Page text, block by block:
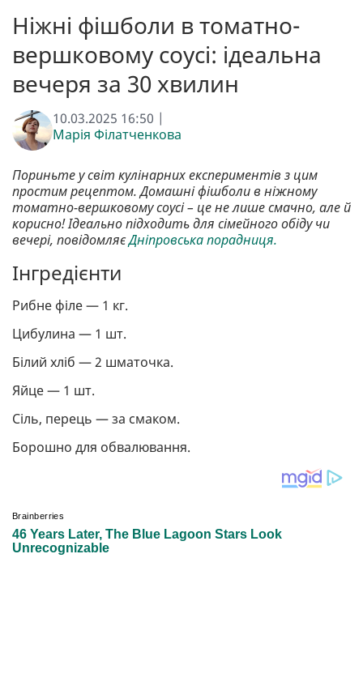
Ніжні фішболи в томатно-
вершковому соусі: ідеальна
вечеря за 30 хвилин
10.03.2025 16:50 |
Марія Філатченкова
Пориньте у світ кулінарних експериментів з цим
простим рецептом. Домашні фішболи в ніжному
томатно-вершковому соусі – це не лише смачно, але й
корисно! Ідеально підходить для сімейного обіду чи
вечері, повідомляєДніпровська порадниця.
Інгредієнти
Рибне філе — 1 кг.
Цибулина — 1 шт.
Білий хліб — 2 шматочка.
Яйце — 1 шт.
Сіль, перець — за смаком.
Борошно для обвалювання.